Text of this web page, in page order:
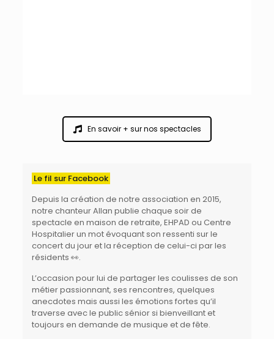
En savoir + sur nos spectacles
Le fil sur Facebook
Depuis la création de notre association en 2015,
notre chanteurAllan publie chaque soir de
spectacle en maison de retraite, EHPAD ou Centre
Hospitalierun mot évoquant son ressenti sur le
concert du jour et la réception de celui-ci par les
résidents 👀.
L’occasion pour lui de partager les coulisses de son
métier passionnant, ses rencontres, quelques
anecdotes mais aussi les émotions fortes qu’il
traverse avec le public sénior si bienveillant et
toujours en demande de musique et de fête.